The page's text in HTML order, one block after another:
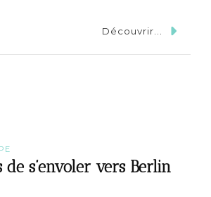
Découvrir...
de s’envoler vers Berlin